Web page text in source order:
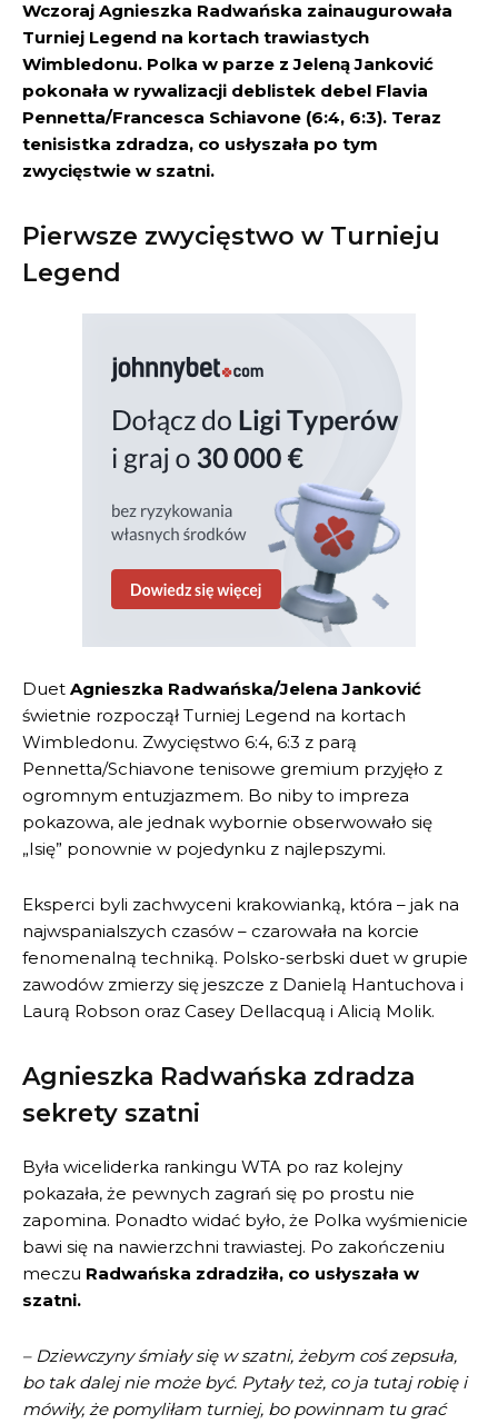
Wczoraj Agnieszka Radwańska zainaugurowała
Turniej Legend na kortach trawiastych
Wimbledonu. Polka w parze z Jeleną Janković
pokonała w rywalizacji deblistek debel Flavia
Pennetta/Francesca Schiavone (6:4, 6:3). Teraz
tenisistka zdradza, co usłyszała po tym
zwycięstwie w szatni.
Pierwsze zwycięstwo w Turnieju
Legend
Duet Agnieszka Radwańska/Jelena Janković
świetnie rozpoczął Turniej Legend na kortach
Wimbledonu. Zwycięstwo 6:4, 6:3 z parą
Pennetta/Schiavone tenisowe gremium przyjęło z
ogromnym entuzjazmem. Bo niby to impreza
pokazowa, ale jednak wybornie obserwowało się
„Isię” ponownie w pojedynku z najlepszymi.
Eksperci byli zachwyceni krakowianką, która – jak na
najwspanialszych czasów – czarowała na korcie
fenomenalną techniką. Polsko-serbski duet w grupie
zawodów zmierzy się jeszcze z Danielą Hantuchova i
Laurą Robson oraz Casey Dellacquą i Alicią Molik.
Agnieszka Radwańska zdradza
sekrety szatni
Była wiceliderka rankingu WTA po raz kolejny
pokazała, że pewnych zagrań się po prostu nie
zapomina. Ponadto widać było, że Polka wyśmienicie
bawi się na nawierzchni trawiastej. Po zakończeniu
meczu Radwańska zdradziła, co usłyszała w
szatni.
– Dziewczyny śmiały się w szatni, żebym coś zepsuła,
bo tak dalej nie może być. Pytały też, co ja tutaj robię i
mówiły, że pomyliłam turniej, bo powinnam tu grać